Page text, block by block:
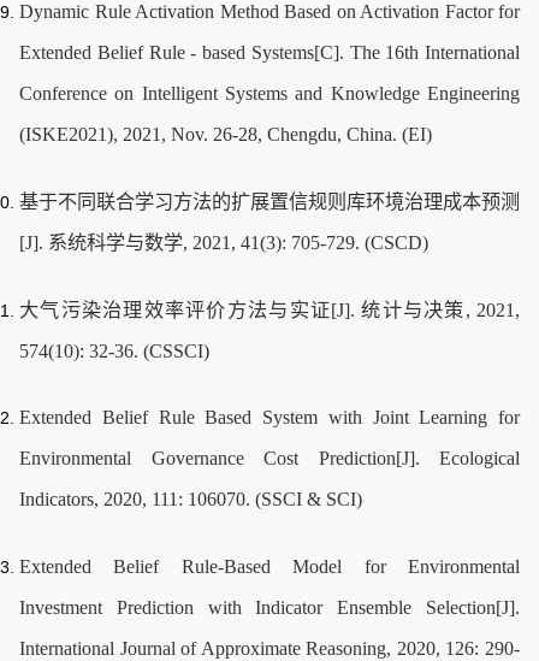
Dynamic Rule Activation Method Based on Activation Factor for
Extended Belief Rule - based Systems[C]. The 16th International
Conference on Intelligent Systems and Knowledge Engineering
(ISKE2021), 2021, Nov. 26-28, Chengdu, China. (EI)
基于不同联合学习方法的扩展置信规则库环境治理成本预测
[J]. 系统科学与数学, 2021, 41(3): 705-729. (CSCD)
大气污染治理效率评价方法与实证[J]. 统计与决策, 2021,
574(10): 32-36. (CSSCI)
Extended Belief Rule Based System with Joint Learning for
Environmental Governance Cost Prediction[J]. Ecological
Indicators, 2020, 111: 106070. (SSCI & SCI)
Extended Belief Rule-Based Model for Environmental
Investment Prediction with Indicator Ensemble Selection[J].
International Journal of Approximate Reasoning, 2020, 126: 290-